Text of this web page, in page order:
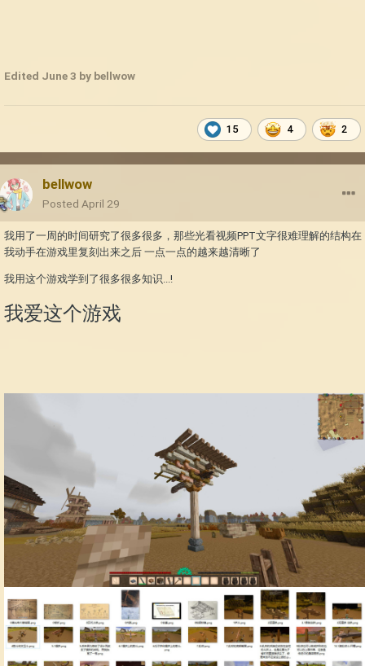
Edited June 3 by bellwow
15 4 2
bellwow
Posted April 29
我用了一周的时间研究了很多很多，那些光看视频PPT文字很难理解的结构在
我动手在游戏里复刻出来之后 一点一点的越来越清晰了
我用这个游戏学到了很多很多知识...!
我爱这个游戏